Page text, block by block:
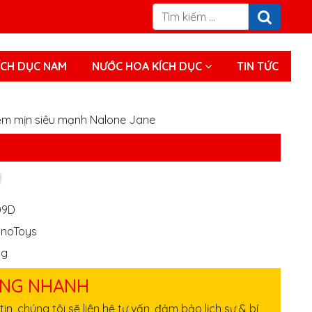
DỤC NAM NƯỚC HOA KÍCH DỤC TIN TỨC
mịn siêu mạnh Nalone Jane
NHANH
chúng tôi sẽ liên hệ tư vấn, đảm bảo lịch sự & bí